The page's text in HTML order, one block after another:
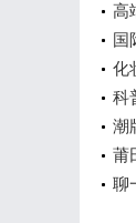
高
国
化
科
潮
莆
聊